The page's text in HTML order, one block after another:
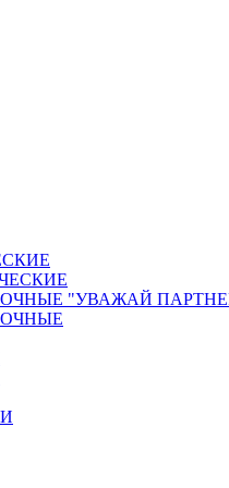
"УВАЖАЙ